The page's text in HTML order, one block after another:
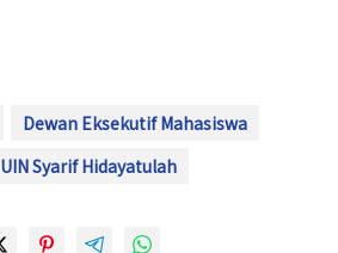
Dewan Eksekutif Mahasiswa
UIN Syarif Hidayatulah